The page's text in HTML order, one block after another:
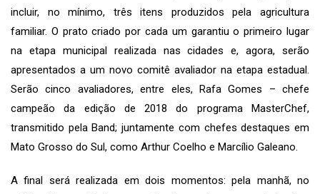
incluir, no mínimo, três itens produzidos pela agricultura
familiar. O prato criado por cada um garantiu o primeiro lugar
na etapa municipal realizada nas cidades e, agora, serão
apresentados a um novo comitê avaliador na etapa estadual.
Serão cinco avaliadores, entre eles, Rafa Gomes – chefe
campeão da edição de 2018 do programa MasterChef,
transmitido pela Band; juntamente com chefes destaques em
Mato Grosso do Sul, como Arthur Coelho e Marcílio Galeano.
A final será realizada em dois momentos: pela manhã, no